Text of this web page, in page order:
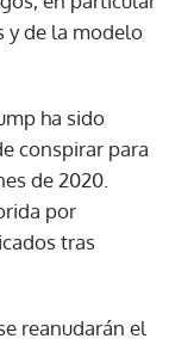
y de la modelo
ha sido
conspirar para
de 2020.
por
tras
reanudarán el